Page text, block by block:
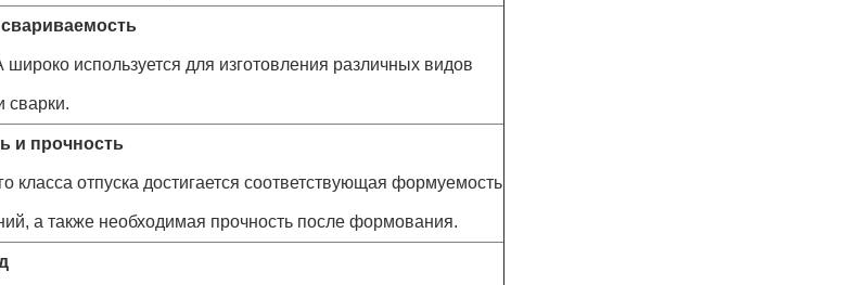
используется для изготовления различных видов
сварки.
и прочность
отпуска достигается соответствующая формуемость
а также необходимая прочность после формования.